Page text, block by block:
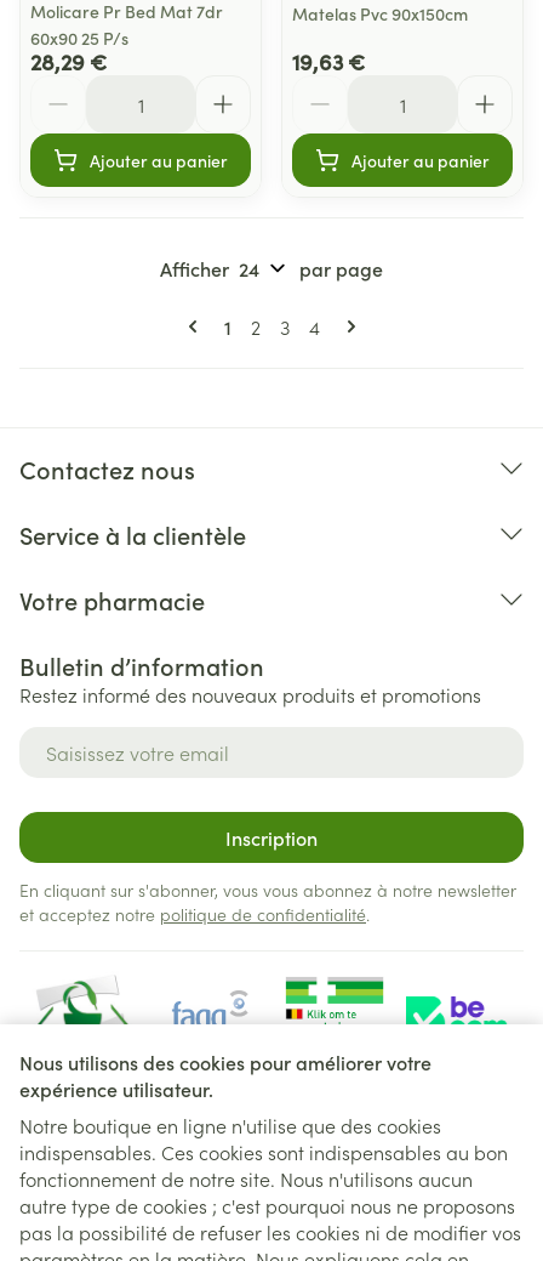
Nous utilisons des cookies pour améliorer votre
expérience utilisateur.
Notre boutique en ligne n'utilise que des cookies
indispensables. Ces cookies sont indispensables au bon
fonctionnement de notre site. Nous n'utilisons aucun
autre type de cookies ; c'est pourquoi nous ne proposons
pas la possibilité de refuser les cookies ni de modifier vos
Molicare Pr Bed Mat 7dr
60x90 25 P/s
28,29 €
Ajouter au panier
Matelas Pvc 90x150cm
19,63 €
Ajouter au panier
Pages
Vous lisez actuellement la page
1 Page
2 Page
3 Page
4
Afficher par page
Contactez nous
Service à la clientèle
Votre pharmacie
Bulletin d’information
Restez informé des nouveaux produits et promotions
Inscription
En cliquant sur s'abonner, vous vous abonnez à notre newsletter
et acceptez notre politique de confidentialité.
Liens légaux